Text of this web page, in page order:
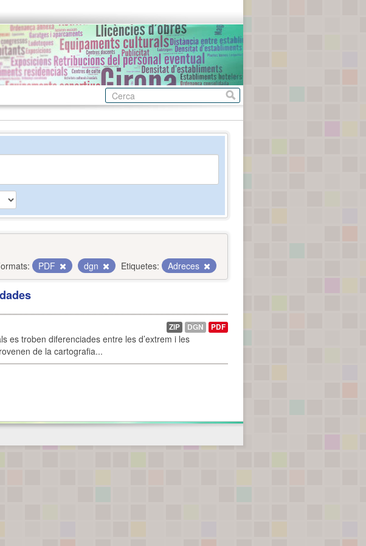
PDF dgn Etiquetes: Adreces
es troben diferenciades entre les d’extrem i les
de la cartografia...
ZIP DGN PDF